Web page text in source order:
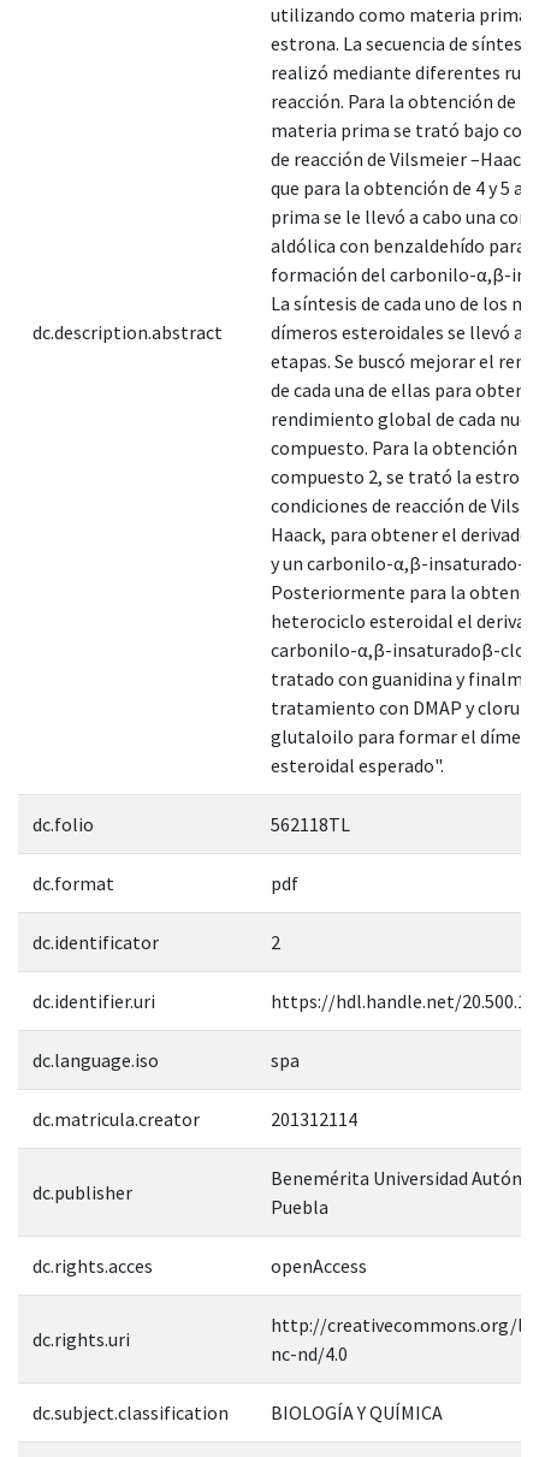
dc.description.abstract
utilizando como materia prima
estrona. La secuencia de síntesis
realizó mediante diferentes
reacción. Para la obtención de 2
materia prima se trató bajo
de reacción de Vilsmeier
que para la obtención de 4 y 5 a
prima se le llevó a cabo una
aldólica con benzaldehído para
formación del carbonilo-α,β-
La síntesis de cada uno de los
dímeros esteroidales se llevó a
etapas. Se buscó mejorar el
de cada una de ellas para
rendimiento global de cada
compuesto. Para la obtención
compuesto 2, se trató la
condiciones de reacción de
Haack, para obtener el
y un carbonilo-α,β-insaturado-
Posteriormente para la
heterociclo esteroidal el
carbonilo-α,β-insaturadoβ-
tratado con guanidina y
tratamiento con DMAP y
glutaloilo para formar el dímero
esteroidal esperado".
dc.folio 562118TL
dc.format pdf
dc.identificator 2
dc.identifier.uri https://hdl.handle.net/
dc.language.iso spa
dc.matricula.creator 201312114
dc.publisher
Benemérita Universidad
Puebla
dc.rights.acces openAccess
dc.rights.uri
http://creativecommons.org/
nc-nd/4.0
dc.subject.classification BIOLOGÍA Y QUÍMICA